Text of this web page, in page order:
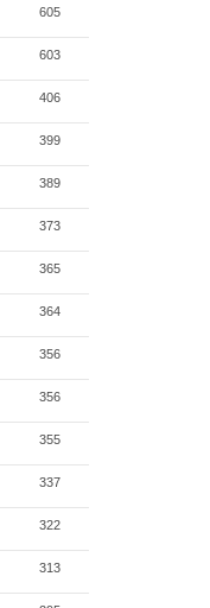
605
603
406
399
389
373
365
364
356
356
355
337
322
313